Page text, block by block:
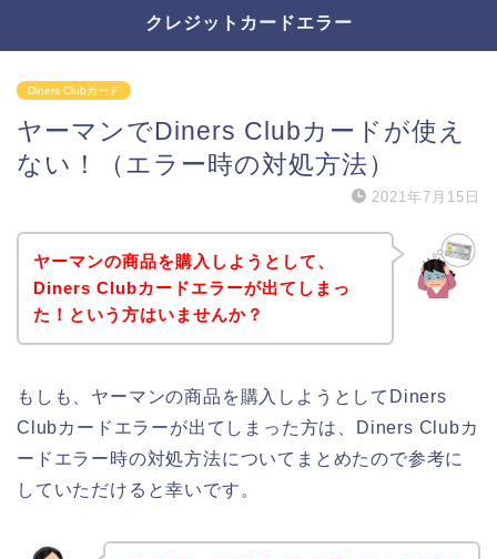
クレジットカードエラー
Diners Clubカード
ヤーマンでDiners Clubカードが使え
ない！（エラー時の対処方法）
2021年7月15日
ヤーマンの商品を購入しようとして、
Diners Clubカードエラーが出てしまっ
た！という方はいませんか？
もしも、ヤーマンの商品を購入しようとしてDiners
Clubカードエラーが出てしまった方は、Diners Clubカ
ードエラー時の対処方法についてまとめたので参考に
していただけると幸いです。